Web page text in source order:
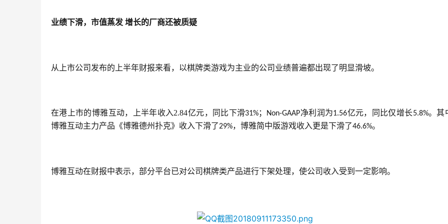
业绩下滑，市值蒸发 增长的厂商还被质疑
从上市公司发布的上半年财报来看，以棋牌类游戏为主业的公司业绩普遍都出现了明显滑坡。
在港上市的博雅互动，上半年收入2.84亿元，同比下滑31%； Non-GAAP净利润为1.56亿元，同比仅增长5.8%。其
博雅互动主力产品《博雅德州扑克》收入下滑了29%，博雅简中版游戏收入更是下滑了46.6%。
博雅互动在财报中表示，部分平台已对公司棋牌类产品进行下架处理，使公司收入受到一定影响。